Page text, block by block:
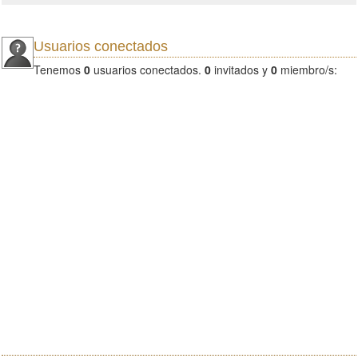
Usuarios conectados
Tenemos 0 usuarios conectados. 0 invitados y 0 miembro/s: